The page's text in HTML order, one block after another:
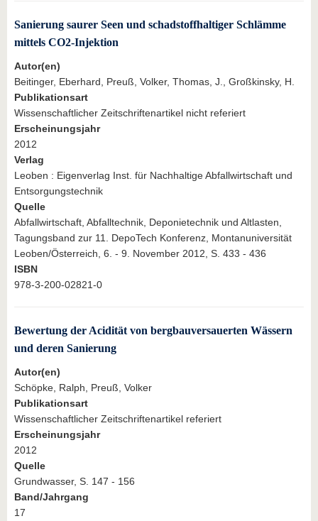
Sanierung saurer Seen und schadstoffhaltiger Schlämme
mittels CO2-Injektion
Autor(en)
Beitinger, Eberhard, Preuß, Volker, Thomas, J., Großkinsky, H.
Publikationsart
Wissenschaftlicher Zeitschriftenartikel nicht referiert
Erscheinungsjahr
2012
Verlag
Leoben : Eigenverlag Inst. für Nachhaltige Abfallwirtschaft und
Entsorgungstechnik
Quelle
Abfallwirtschaft, Abfalltechnik, Deponietechnik und Altlasten,
Tagungsband zur 11. DepoTech Konferenz, Montanuniversität
Leoben/Österreich, 6. - 9. November 2012, S. 433 - 436
ISBN
978-3-200-02821-0
Bewertung der Acidität von bergbauversauerten Wässern
und deren Sanierung
Autor(en)
Schöpke, Ralph, Preuß, Volker
Publikationsart
Wissenschaftlicher Zeitschriftenartikel referiert
Erscheinungsjahr
2012
Quelle
Grundwasser, S. 147 - 156
Band/Jahrgang
17